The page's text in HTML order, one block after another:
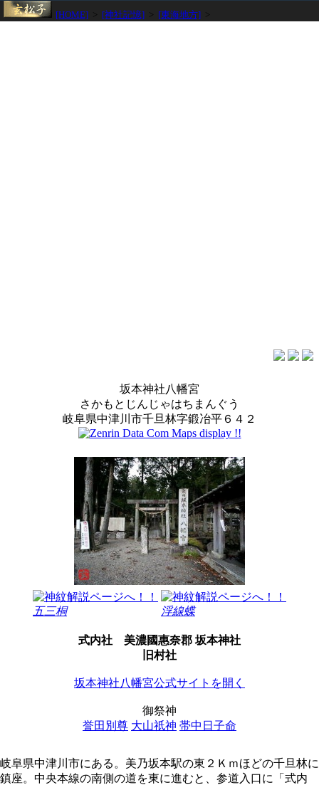
[HOME] [神社記憶] [東海地方]
坂本神社八幡宮
さかもとじんじゃはちまんぐう
岐阜県中津川市千旦林字鍛冶平６４２
五三桐 浮線蝶
式内社
美濃國惠奈郡 坂本神社
旧村社
坂本神社八幡宮公式サイトを開く
御祭神
誉田別尊 大山祇神 帯中日子命
岐阜県中津川市にある。美乃坂本駅の東２Ｋｍほどの千旦林に
鎮座。中央本線の南側の道を東に進むと、参道入口に「式内